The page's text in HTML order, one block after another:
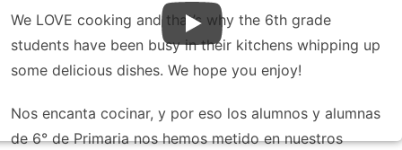
We LOVE cooking and that’s why the 6th grade
students have been busy in their kitchens whipping up
some delicious dishes. We hope you enjoy!
Nos encanta cocinar, y por eso los alumnos y alumnas
de 6° de Primaria nos hemos metido en nuestros